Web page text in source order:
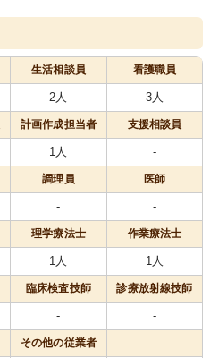
生活相談員 看護職員
2人 3人
計画作成担当者 支援相談員
1人 -
調理員 医師
- -
理学療法士 作業療法士
1人 1人
臨床検査技師 診療放射線技師
- -
その他の従業者